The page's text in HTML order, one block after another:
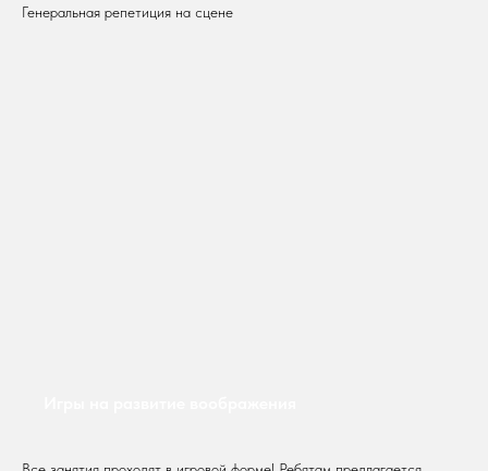
Генеральная репетиция на сцене